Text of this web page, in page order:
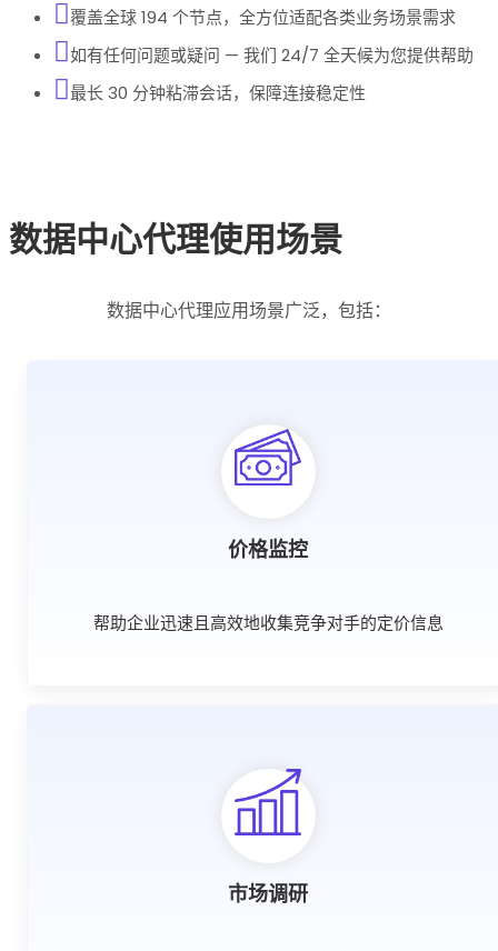
覆盖全球 194 个节点，全方位适配各类业务场景需求
如有任何问题或疑问 — 我们 24/7 全天候为您提供帮助
最长 30 分钟粘滞会话，保障连接稳定性
数据中心代理使用场景
数据中心代理应用场景广泛，包括：
价格监控
帮助企业迅速且高效地收集竞争对手的定价信息
市场调研